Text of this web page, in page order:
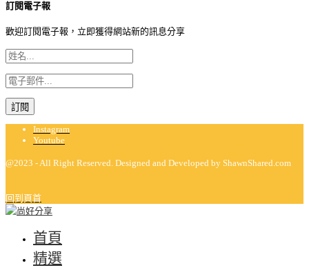
訂閱電子報
歡迎訂閱電子報，立即獲得網站新的訊息分享
Instagram
Youtube
@2023 - All Right Reserved. Designed and Developed by ShawnShared.com
回到頁首
首頁
精選